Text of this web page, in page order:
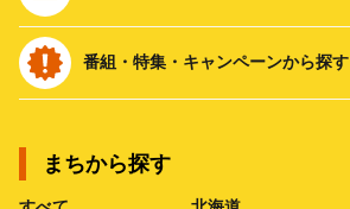
番組・特集・キャンペーンから探す
まちから探す